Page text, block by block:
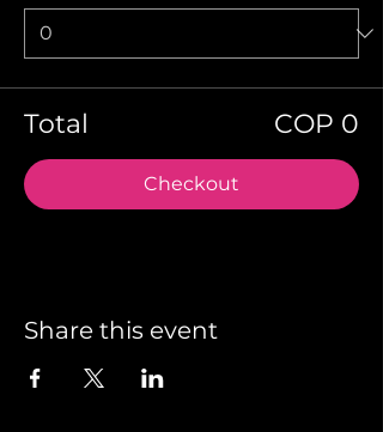
Total COP 0
Checkout
Share this event